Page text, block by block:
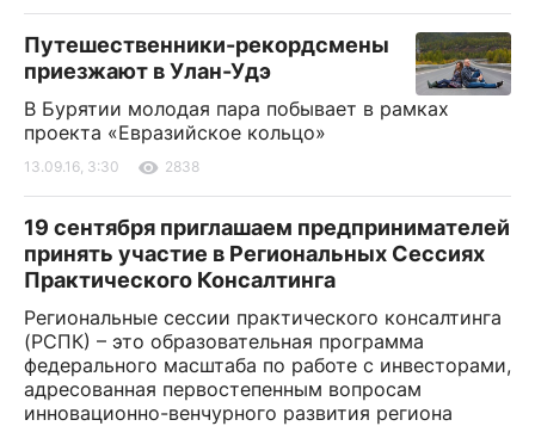
Путешественники-рекордсмены
приезжают в Улан-Удэ
В Бурятии молодая пара побывает в рамках
проекта «Евразийское кольцо»
13.09.16, 3:30 2838
19 сентября приглашаем предпринимателей
принять участие в Региональных Сессиях
Практического Консалтинга
Региональные сессии практического консалтинга
(РСПК) – это образовательная программа
федерального масштаба по работе с инвесторами,
адресованная первостепенным вопросам
инновационно-венчурного развития региона